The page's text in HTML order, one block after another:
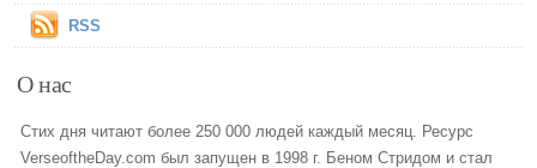
RSS
О нас
Стих дня читают более 250 000 людей каждый месяц. Ресурс
VerseoftheDay.com был запущен в 1998 г. Беном Стридом и стал